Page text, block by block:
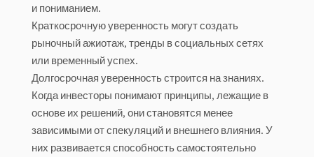
и пониманием.
Краткосрочную уверенность могут создать
рыночный ажиотаж, тренды в социальных сетях
или временный успех.
Долгосрочная уверенность строится на знаниях.
Когда инвесторы понимают принципы, лежащие в
основе их решений, они становятся менее
зависимыми от спекуляций и внешнего влияния. У
них развивается способность самостоятельно